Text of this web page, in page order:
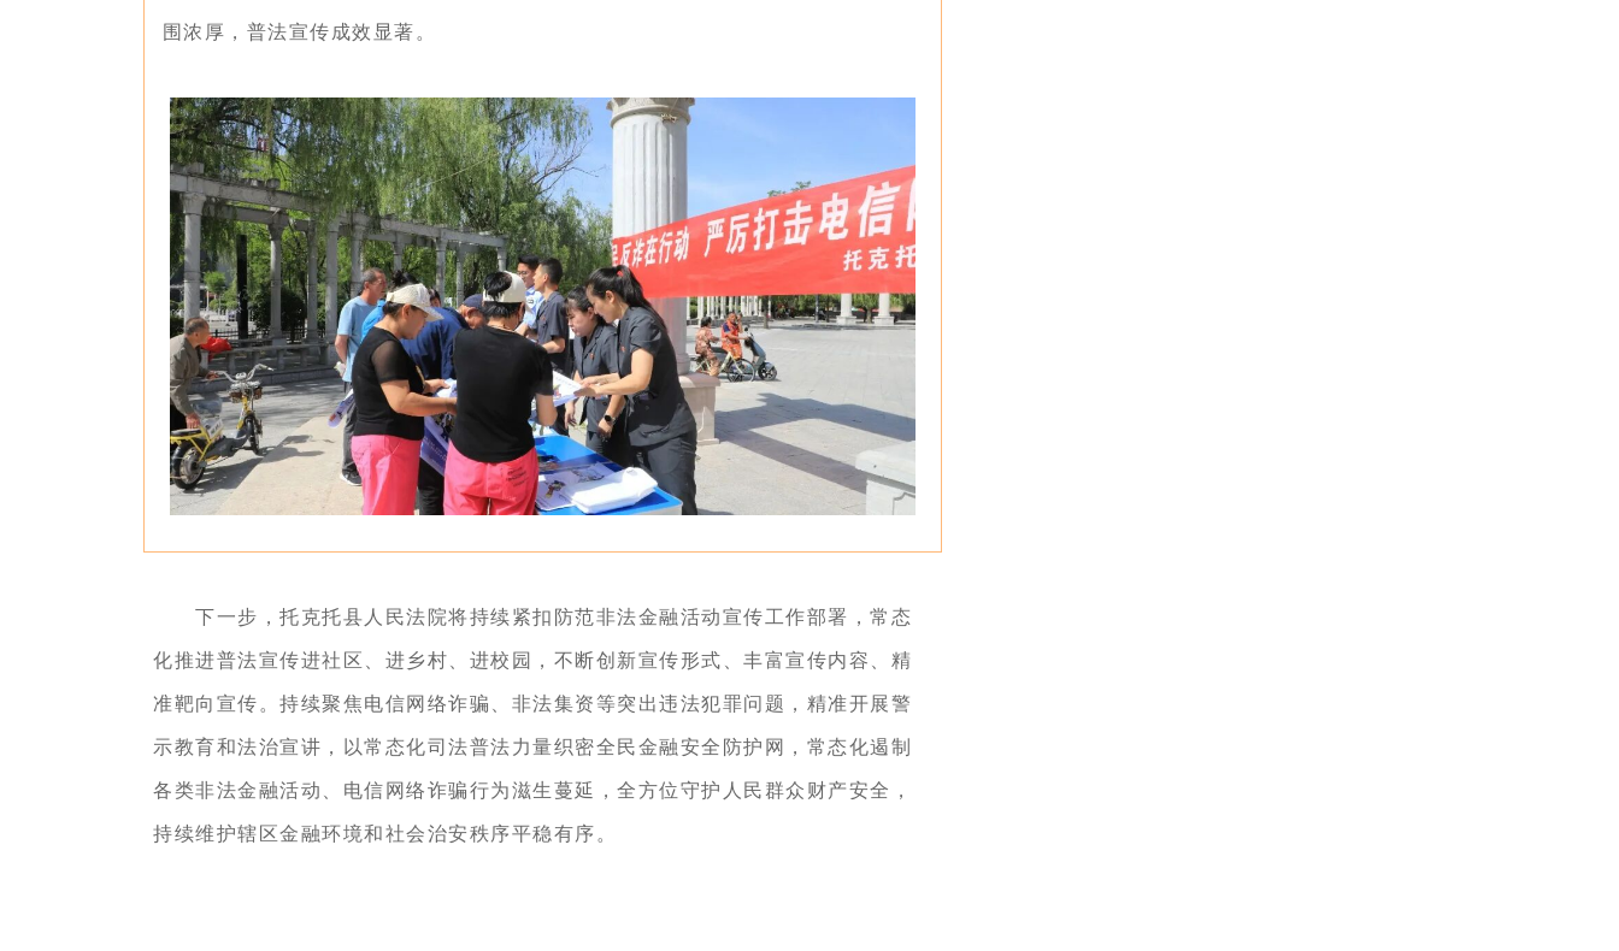
围浓厚，普法宣传成效显著。
下一步，托克托县人民法院将持续紧扣防范非法金融活动宣传工作部署，常态
化推进普法宣传进社区、进乡村、进校园，不断创新宣传形式、丰富宣传内容、精
准靶向宣传。持续聚焦电信网络诈骗、非法集资等突出违法犯罪问题，精准开展警
示教育和法治宣讲，以常态化司法普法力量织密全民金融安全防护网，常态化遏制
各类非法金融活动、电信网络诈骗行为滋生蔓延，全方位守护人民群众财产安全，
持续维护辖区金融环境和社会治安秩序平稳有序。